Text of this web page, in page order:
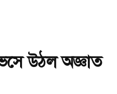
উঠল অজ্ঞাত